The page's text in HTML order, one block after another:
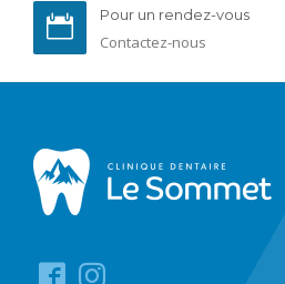
Pour un rendez-vous
Contactez-nous